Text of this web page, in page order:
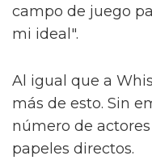
campo de juego
mi ideal".
Al igual que a
más de esto. Sin
número de
papeles directos.